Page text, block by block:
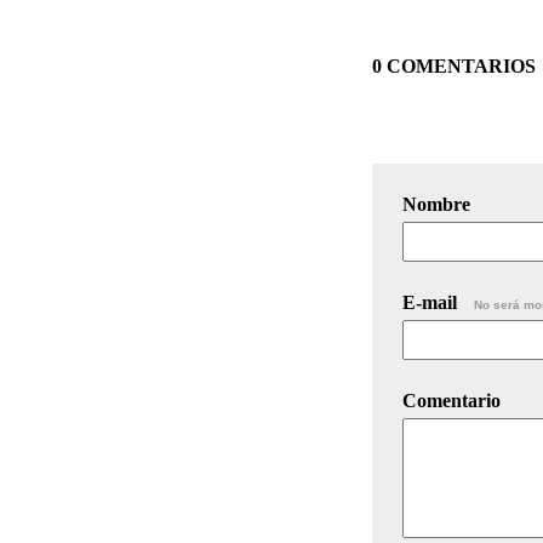
0 COMENTARIOS
Nombre
E-mail No será
Comentario